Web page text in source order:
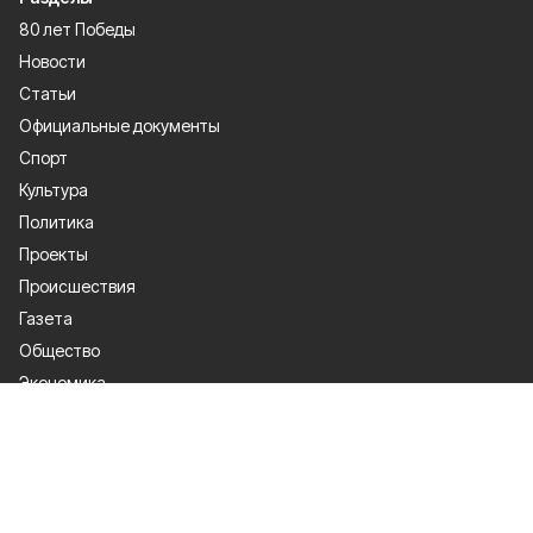
80 лет Победы
Новости
Статьи
Официальные документы
Спорт
Культура
Политика
Проекты
Происшествия
Газета
Общество
Экономика